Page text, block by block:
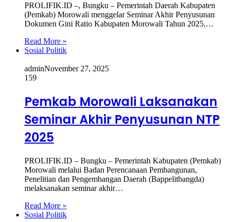
PROLIFIK.ID –, Bungku – Pemerintah Daerah Kabupaten
(Pemkab) Morowali menggelar Seminar Akhir Penyusunan
Dokumen Gini Ratio Kabupaten Morowali Tahun 2025,…
Read More »
Sosial Politik
adminNovember 27, 2025
159
Pemkab Morowali Laksanakan
Seminar Akhir Penyusunan NTP
2025
PROLIFIK.ID – Bungku – Pemerintah Kabupaten (Pemkab)
Morowali melalui Badan Perencanaan Pembangunan,
Penelitian dan Pengembangan Daerah (Bappelitbangda)
melaksanakan seminar akhir…
Read More »
Sosial Politik